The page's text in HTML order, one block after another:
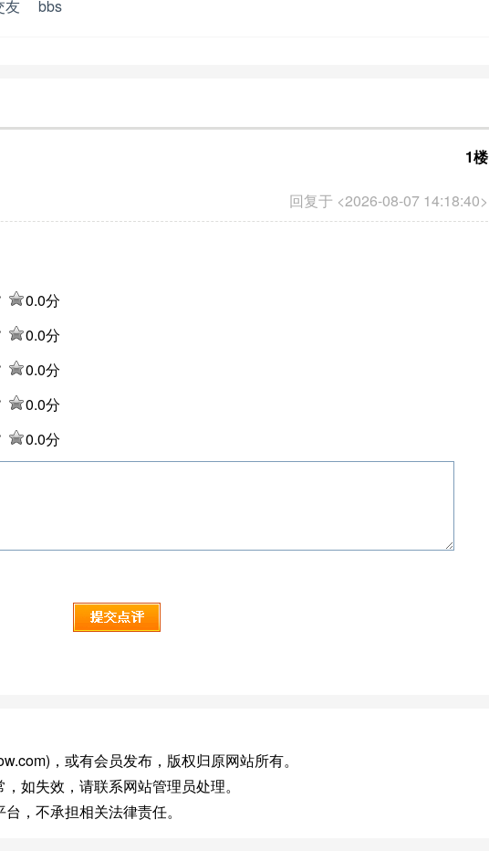
友 bbs
回复于 <2026-08-07 14:18:40>
1楼
0.0分
0.0分
0.0分
0.0分
0.0分
，或有会员发布，版权归原网站所有。
如失效，请联系网站管理员处理。
，不承担相关法律责任。